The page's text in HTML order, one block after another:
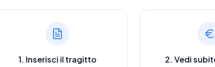
1. Inserisci il tragitto 2. Vedi